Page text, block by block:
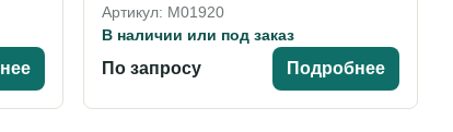
Артикул: M01920
В наличии или под заказ
По запросу Подробнее